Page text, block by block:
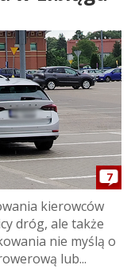
7
kierowców
dróg, ale także
nie myślą o
lub...